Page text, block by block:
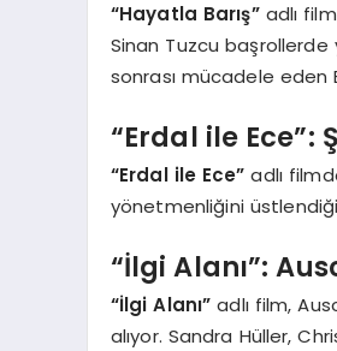
“Hayatla Barış”adlı
Sinan Tuzcu başrollerde
sonrası mücadele eden
“Erdal ile
“Erdal ile Ece” adlı
yönetmenliğini üstlendiği
“İlgi Alanı”:
“İlgi Alanı” adlı film,
alıyor. Sandra Hüller,